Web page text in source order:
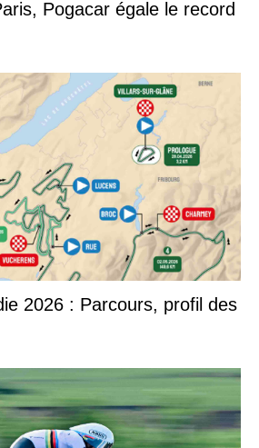
Pogacar égale le record
2026 : Parcours, profil des